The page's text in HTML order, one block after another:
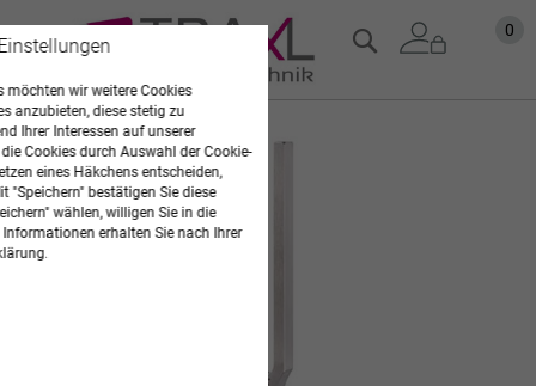
Zum
Inhalt
0
Suche
Zum
Ende
der
Bildgalerie
springen
möchten wir weitere Cookies
anzubieten, diese stetig zu
Ihrer Interessen auf unserer
Cookies durch Auswahl der Cookie-
eines Häkchens entscheiden,
"Speichern" bestätigen Sie diese
wählen, willigen Sie in die
erhalten Sie nach Ihrer